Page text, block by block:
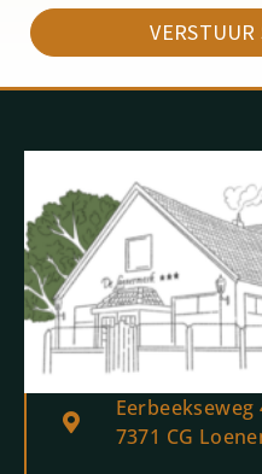
Eerbeekseweg
7371 CG